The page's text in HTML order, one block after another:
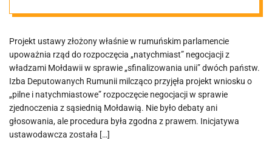
projektu
ustawy o
przyłączeniu
Mołdawii
Projekt ustawy złożony właśnie w rumuńskim parlamencie
upoważnia rząd do rozpoczęcia „natychmiast” negocjacji z
władzami Mołdawii w sprawie „sfinalizowania unii” dwóch państw.
Izba Deputowanych Rumunii milcząco przyjęła projekt wniosku o
„pilne i natychmiastowe” rozpoczęcie negocjacji w sprawie
zjednoczenia z sąsiednią Mołdawią. Nie było debaty ani
głosowania, ale procedura była zgodna z prawem. Inicjatywa
ustawodawcza została […]